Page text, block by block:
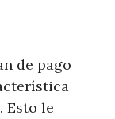
de pago
Esto le